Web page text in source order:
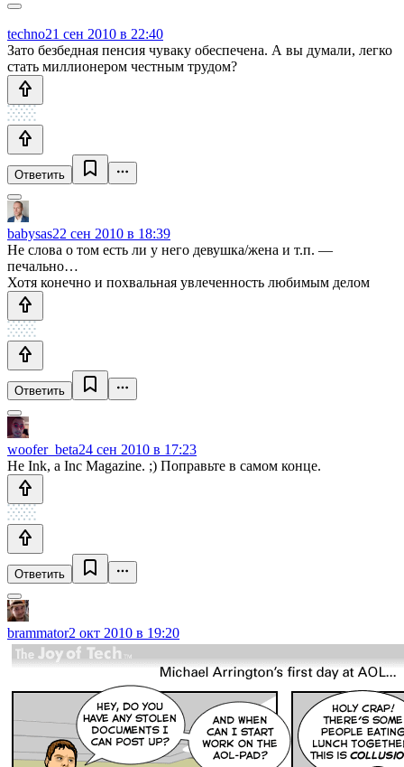
techno21 сен 2010 в 22:40
Зато безбедная пенсия чуваку обеспечена. А вы думали, легко
стать миллионером честным трудом?
Ответить
babysas22 сен 2010 в 18:39
Не слова о том есть ли у него девушка/жена и т.п. —
печально…
Хотя конечно и похвальная увлеченность любимым делом
Ответить
woofer_beta24 сен 2010 в 17:23
Не Ink, а Inc Magazine. ;) Поправьте в самом конце.
Ответить
brammator2 окт 2010 в 19:20